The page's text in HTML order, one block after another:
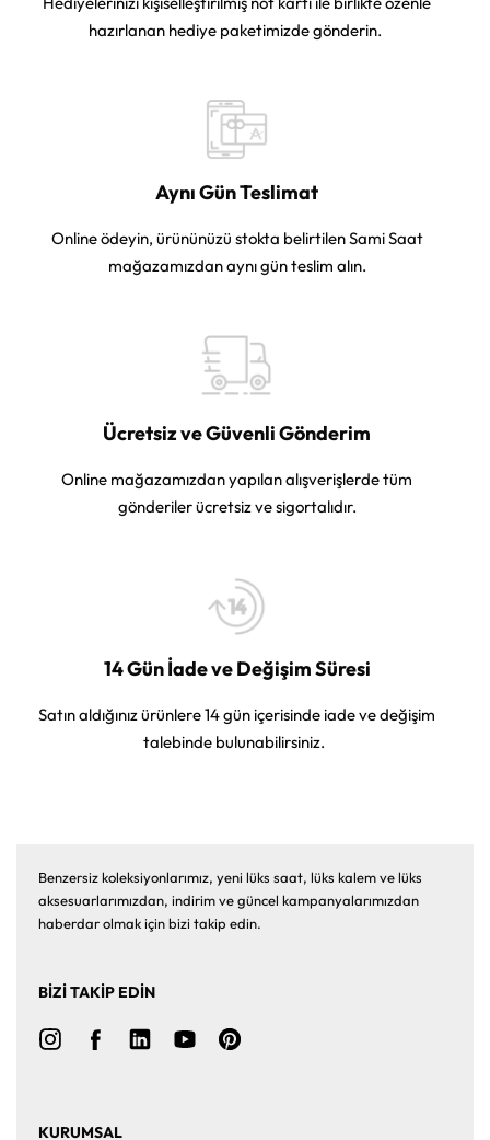
hazırlanan hediye paketimizde gönderin.
Aynı Gün Teslimat
Online ödeyin, ürününüzü stokta belirtilen Sami Saat
mağazamızdan aynı gün teslim alın.
Ücretsiz ve Güvenli Gönderim
Online mağazamızdan yapılan alışverişlerde tüm
gönderiler ücretsiz ve sigortalıdır.
14 Gün İade ve Değişim Süresi
Satın aldığınız ürünlere 14 gün içerisinde iade ve değişim
talebinde bulunabilirsiniz.
Benzersiz koleksiyonlarımız, yeni lüks saat, lüks kalem ve lüks
aksesuarlarımızdan, indirim ve güncel kampanyalarımızdan
haberdar olmak için bizi takip edin.
BİZİ TAKİP EDİN
KURUMSAL